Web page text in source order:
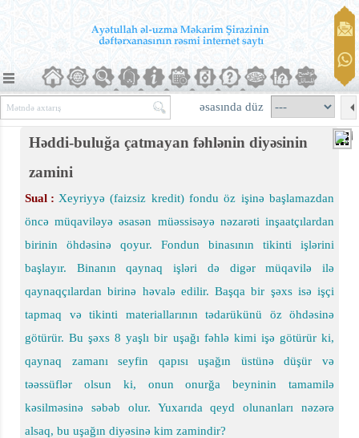
əsasında düz
Həddi-buluğa çatmayan fəhlənin diyəsinin
zamini
Sual : Xeyriyyə (faizsiz kredit) fondu öz işinə başlamazdan
öncə müqaviləyə əsasən müəssisəyə nəzarəti inşaatçılardan
birinin öhdəsinə qoyur. Fondun binasının tikinti işlərini
başlayır. Binanın qaynaq işləri də digər müqavilə ilə
qaynaqçılardan birinə həvalə edilir. Başqa bir şəxs isə işçi
tapmaq və tikinti materiallarının tədarükünü öz öhdəsinə
götürür. Bu şəxs 8 yaşlı bir uşağı fəhlə kimi işə götürür ki,
qaynaq zamanı seyfin qapısı uşağın üstünə düşür və
təəssüflər olsun ki, onun onurğa beyninin tamamilə
kəsilməsinə səbəb olur. Yuxarıda qeyd olunanları nəzərə
alsaq, bu uşağın diyəsinə kim zamindir?